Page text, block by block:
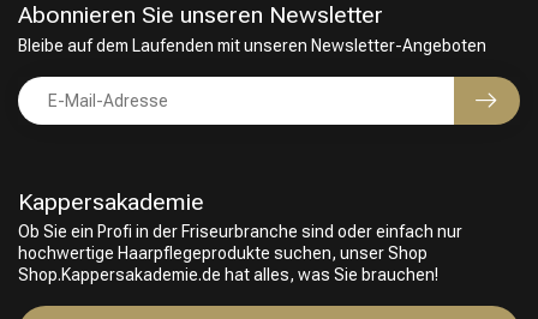
Friseurwahl
Kappersakademie
Ob Sie ein Profi in der Friseurbranche sind oder einfach nur
hochwertige Haarpflegeprodukte suchen, unser Shop
Shop.Kappersakademie.de hat alles, was Sie brauchen!
Abonnieren Sie unseren Newsletter
Bleibe auf dem Laufenden mit unseren Newsletter-Angeboten